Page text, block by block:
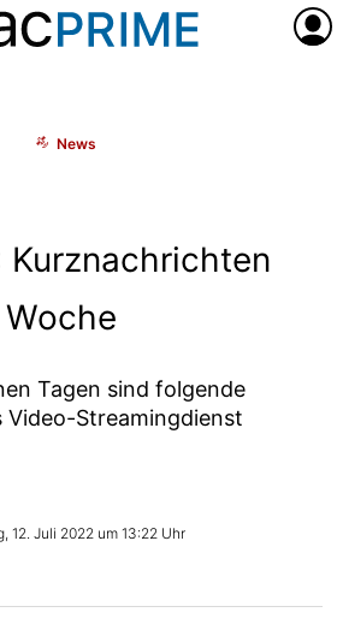
News
Kurznachrichten
Tagen sind folgende
Video-Streamingdienst
12. Juli 2022 um 13:22 Uhr